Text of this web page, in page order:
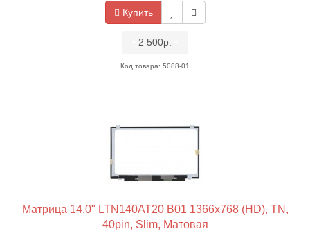
Купить
2 500р.
Код товара: 5088-01
Матрица 14.0" LTN140AT20 B01 1366x768 (HD), TN,
40pin, Slim, Матовая